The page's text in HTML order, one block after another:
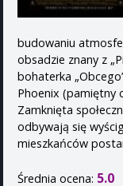
budowaniu
obsadzie znany z
bohaterka
Phoenix (pamiętny
Zamknięta
odbywają się
mieszkańców
Średnia ocena: 5.0